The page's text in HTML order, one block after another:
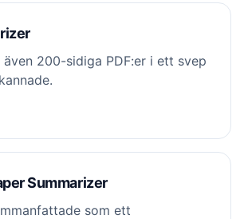
även 200-sidiga PDF:er i ett svep
Summarizer
som ett